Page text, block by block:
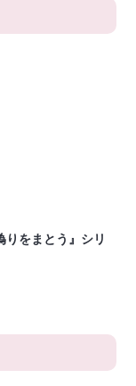
りをまとう』シリ